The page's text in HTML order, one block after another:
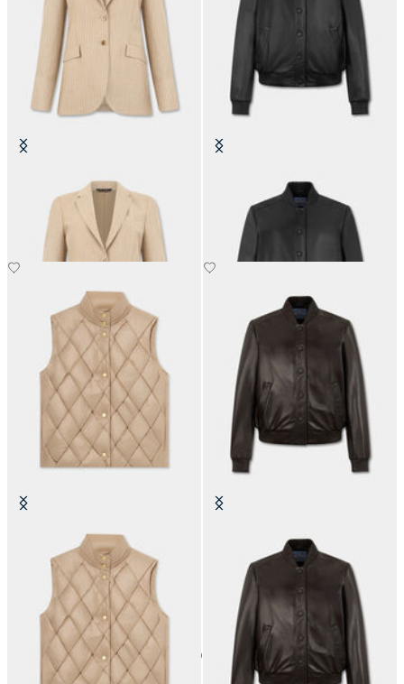
Blazer in Lana Vergine a Righe Giacca Bomber in Pelle
Gilet Imbottito Effetto 3D Giacca Bomber in Pelle
30prodotti